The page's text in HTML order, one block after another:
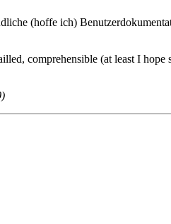
(hoffe ich)
comprehensible (at least I hope